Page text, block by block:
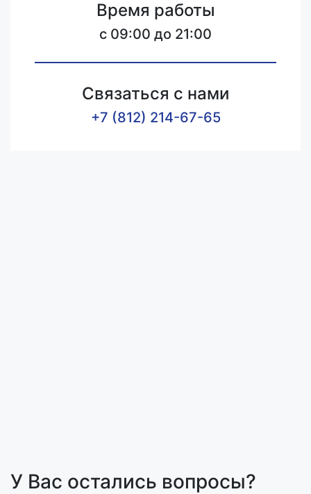
Время работы
c 09:00 до 21:00
Связаться с нами
+7 (812) 214-67-65
У Вас остались вопросы?